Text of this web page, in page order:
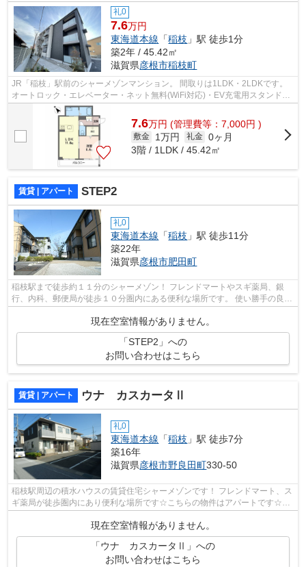
礼0
7.6万円
東海道本線 「稲枝 」駅 徒歩1分
築2年 / 45.42㎡
滋賀県彦根市稲枝町
JR「稲枝」駅前のシャーメゾンマンション。 間取りは1LDK・2LDKです。
オートロック・エレベーター・ネット無料(WiFi対応)・EV充電用スタンド
（一部）・高遮音床システム「シャイド55...
7.6万円 (管理費等：7,000円 )
敷金 1万円 礼金 0ヶ月
3階 / 1LDK / 45.42㎡
賃貸 | アパート STEP2
礼0
東海道本線 「稲枝 」駅 徒歩11分
築22年
滋賀県彦根市肥田町
稲枝駅まで徒歩約１１分のシャーメゾン！ フレンドマートやスギ薬局、銀
行、内科、郵便局が徒歩１０分圏内にある便利な場所です。 使い勝手の良い
現在空室情報がありません。
「STEP2」への
お問い合わせはこちら
賃貸 | アパート ウナ カスカータⅡ
礼0
東海道本線 「稲枝 」駅 徒歩7分
築16年
滋賀県彦根市野良田町330-50
稲枝駅周辺の積水ハウスの賃貸住宅シャーメゾンです！ フレンドマート、ス
ギ薬局が徒歩圏内にあり便利な場所です☆こちらの物件はアパートです☆こ
現在空室情報がありません。
「ウナ カスカータⅡ」への
お問い合わせはこちら